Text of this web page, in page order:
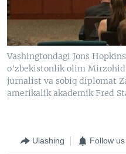
Vashingtondagi Jons
o'zbekistonlik olim
jurnalist va sobiq diplomat
amerikalik akademik Fred
Ulashing Follow us